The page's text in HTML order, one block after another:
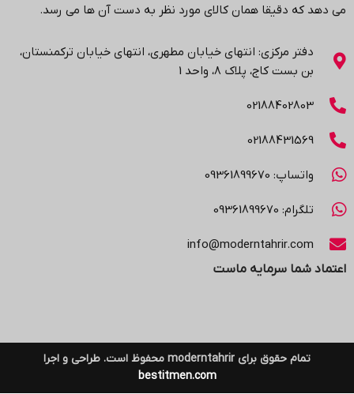
می دهد که دقیقا همان کالای مورد نظر به دست آن ها می رسد.
دفتر مرکزی: انتهاي خیابان مطهری، انتهاي خیابان ترکمنستان،
بن بست کاج، پلاک ۸، واحد 1
02188402803
02188431569
واتساپ: 09361899670
تلگرام: 09361899670
info@moderntahrir.com
اعتماد شما سرمایه ماست
تمام حقوق برای moderntahrir محفوظ است. طراحی و اجرا
bestitmen.com